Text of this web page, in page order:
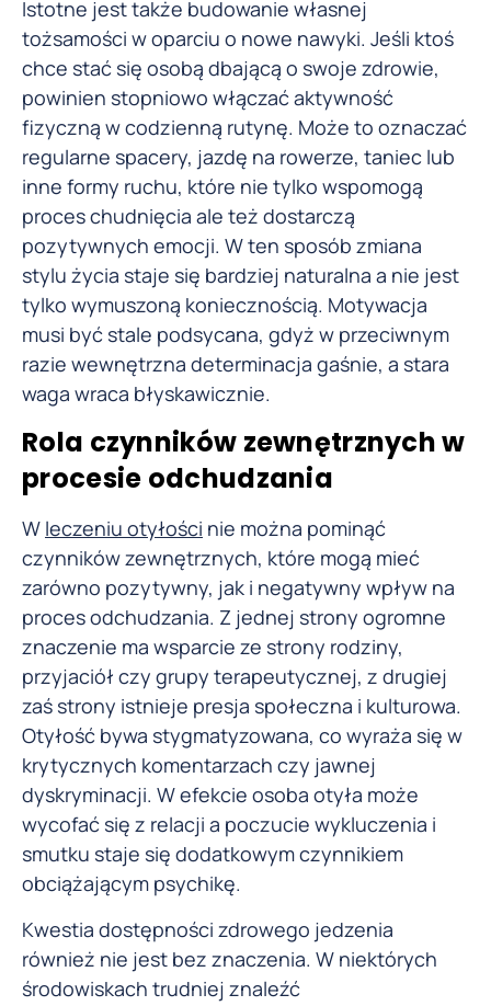
Istotne jest także budowanie własnej
tożsamości w oparciu o nowe nawyki. Jeśli ktoś
chce stać się osobą dbającą o swoje zdrowie,
powinien stopniowo włączać aktywność
fizyczną w codzienną rutynę. Może to oznaczać
regularne spacery, jazdę na rowerze, taniec lub
inne formy ruchu, które nie tylko wspomogą
proces chudnięcia ale też dostarczą
pozytywnych emocji. W ten sposób zmiana
stylu życia staje się bardziej naturalna a nie jest
tylko wymuszoną koniecznością. Motywacja
musi być stale podsycana, gdyż w przeciwnym
razie wewnętrzna determinacja gaśnie, a stara
waga wraca błyskawicznie.
Rola czynników zewnętrznych w
procesie odchudzania
W leczeniu otyłości nie można pominąć
czynników zewnętrznych, które mogą mieć
zarówno pozytywny, jak i negatywny wpływ na
proces odchudzania. Z jednej strony ogromne
znaczenie ma wsparcie ze strony rodziny,
przyjaciół czy grupy terapeutycznej, z drugiej
zaś strony istnieje presja społeczna i kulturowa.
Otyłość bywa stygmatyzowana, co wyraża się w
krytycznych komentarzach czy jawnej
dyskryminacji. W efekcie osoba otyła może
wycofać się z relacji a poczucie wykluczenia i
smutku staje się dodatkowym czynnikiem
obciążającym psychikę.
Kwestia dostępności zdrowego jedzenia
również nie jest bez znaczenia. W niektórych
środowiskach trudniej znaleźć